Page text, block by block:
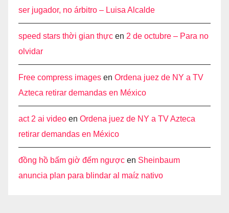
ser jugador, no árbitro – Luisa Alcalde
speed stars thời gian thực en 2 de octubre – Para no
olvidar
Free compress images en Ordena juez de NY a TV
Azteca retirar demandas en México
act 2 ai video en Ordena juez de NY a TV Azteca
retirar demandas en México
đồng hồ bấm giờ đếm ngược en Sheinbaum
anuncia plan para blindar al maíz nativo